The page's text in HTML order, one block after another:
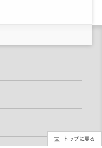
トップに戻る